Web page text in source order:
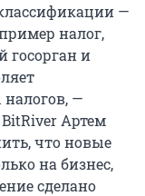
—
налог,
госорган и
—
Артем
что новые
на бизнес,
сделано